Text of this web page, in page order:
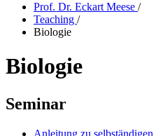
Prof. Dr. Eckart Meese /
Teaching /
Biologie
Biologie
Seminar
Anleitung zu